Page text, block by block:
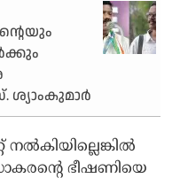
ശ്യാംകുമാര്‍
നല്‍കിയില്ലെങ്കില്‍
ഭീഷണിയെ